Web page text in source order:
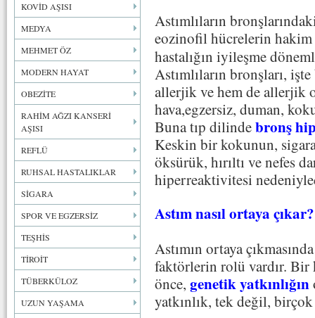
KOVİD AŞISI
MEDYA
MEHMET ÖZ
MODERN HAYAT
OBEZİTE
RAHİM AĞZI KANSERİ
AŞISI
REFLÜ
RUHSAL HASTALIKLAR
SİGARA
SPOR VE EGZERSİZ
TEŞHİS
TİROİT
TÜBERKÜLOZ
UZUN YAŞAMA
Astımlıların
eozinofil hücrelerin
hastalığın iyileşme
Astımlıların bronşları,
allerjik ve hem de allerjik
hava,egzersiz, duman,
Buna tıp dilindebronş
Keskin bir kokunun, sigara
öksürük, hırıltı ve nefes
hiperreaktivitesi
Astım nasıl ortaya çıkar?
Astımın ortaya
faktörlerin rolü vardır. Bir
önce, genetik yatkınlığın
yatkınlık, tek değil,